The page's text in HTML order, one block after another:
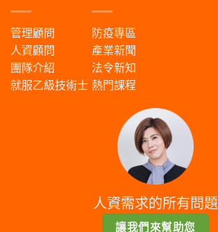
管理顧問
人資顧問
團隊介紹
就服乙級技術士
防疫專區
產業新聞
法令新知
熱門課程
人資需求的所有問題
讓我們來幫助您